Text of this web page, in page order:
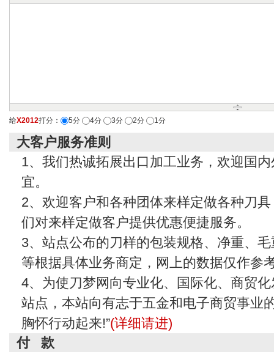
给X2012打分： 5分 4分 3分 2分 1分
大客户服务准则
1、我们热诚拓展出口加工业务，欢迎国
宜。
2、欢迎客户和各种团体来样定做各种刀
们对来样定做客户提供优惠便捷服务。
3、站点公布的刀样的包装规格、净重、
等根据具体业务商定，网上的数据仅作参
4、为使刀梦网向专业化、国际化、商贸
站点，本站向有志于五金和电子商贸事业
胸怀行动起来!”(详细请进)
付 款